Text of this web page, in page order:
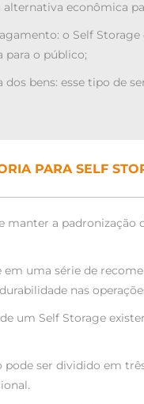
alternativa econômica
o Self
para o público;
dos bens: esse tipo de
PARA SELF
manter a padronização
em uma série de
nas
um Self Storage
pode ser dividido em